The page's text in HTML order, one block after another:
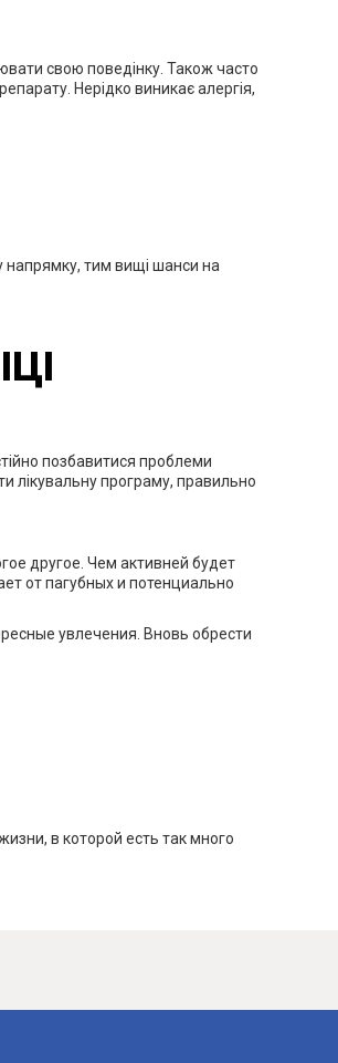
свою поведінку. Також часто
Нерідко виникає алергія,
напрямку, тим вищі шанси на
позбавитися проблеми
лікувальну програму, правильно
другое. Чем активней будет
от пагубных и потенциально
увлечения. Вновь обрести
в которой есть так много